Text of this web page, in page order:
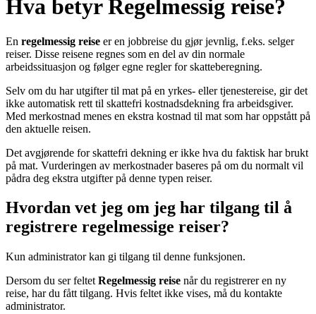
Hva betyr Regelmessig reise?
En regelmessig reise er en jobbreise du gjør jevnlig, f.eks. selger
reiser. Disse reisene regnes som en del av din normale
arbeidssituasjon og følger egne regler for skatteberegning.
Selv om du har utgifter til mat på en yrkes- eller tjenestereise, gir det
ikke automatisk rett til skattefri kostnadsdekning fra arbeidsgiver.
Med merkostnad menes en ekstra kostnad til mat som har oppstått på
den aktuelle reisen.
Det avgjørende for skattefri dekning er ikke hva du faktisk har brukt
på mat. Vurderingen av merkostnader baseres på om du normalt vil
pådra deg ekstra utgifter på denne typen reiser.
Hvordan vet jeg om jeg har tilgang til å
registrere regelmessige reiser?
Kun administrator kan gi tilgang til denne funksjonen.
Dersom du ser feltet Regelmessig reise når du registrerer en ny
reise, har du fått tilgang. Hvis feltet ikke vises, må du kontakte
administrator.